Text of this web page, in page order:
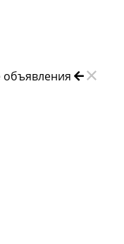
объявления